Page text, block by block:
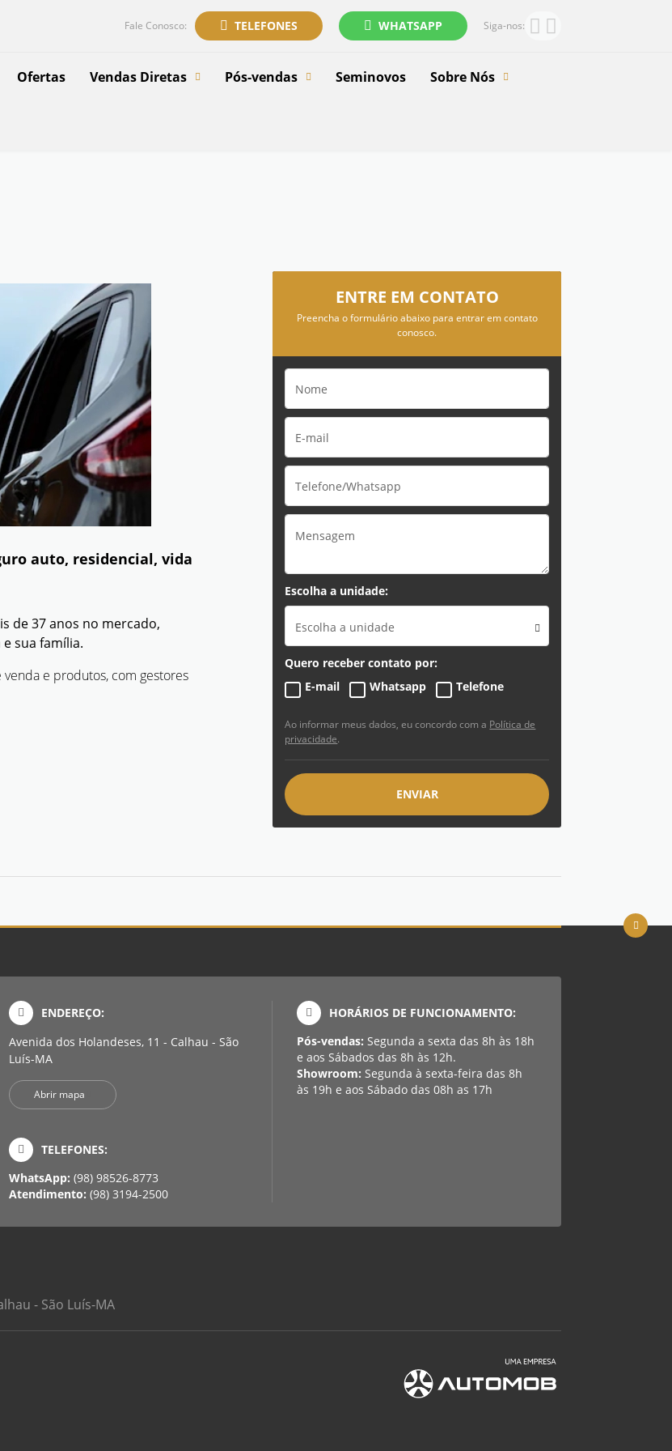
Fale Conosco: TELEFONES WHATSAPP Siga-nos:
Ofertas Vendas Diretas Pós-vendas Seminovos Sobre Nós
auto, residencial, vida
de 37 anos no mercado,
sua família.
e produtos, com gestores
ENTRE EM CONTATO
Preencha o formulário abaixo para entrar em contato
conosco.
Escolha a unidade:
Escolha a unidade
Quero receber contato por:
E-mail
Whatsapp Telefone
Ao informar meus dados, eu concordo com a Política de
privacidade.
ENVIAR
ENDEREÇO:
Avenida dos Holandeses, 11 - Calhau - São
Luís-MA
Abrir mapa
TELEFONES:
WhatsApp: (98) 98526-8773
Atendimento: (98) 3194-2500
HORÁRIOS DE FUNCIONAMENTO:
Pós-vendas:Segunda a sexta das 8h às 18h
e aos Sábados das 8h às 12h.
Showroom:Segunda à sexta-feira das 8h
às 19h e aos Sábado das 08h as 17h
- São Luís-MA